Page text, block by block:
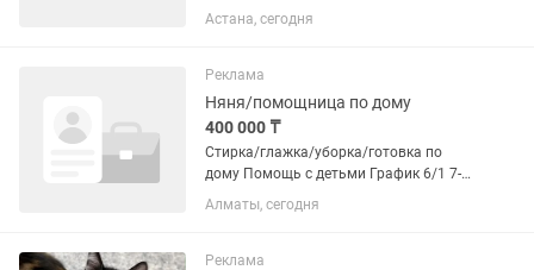
быстрый , и быстро обучаемый! От нас
своевременная зарплата от 15000 .
лет
Астана, сегодня
Реклама
Няня/помощница по дому
400 000 ₸
Стирка/глажка/уборка/готовка по
дому Помощь с детьми График 6/1 7-
19:00 Добрая, ответственная и
чистоплотная, стрессоустойчивая
задержки 2000тг/ч
Алматы, сегодня
Реклама